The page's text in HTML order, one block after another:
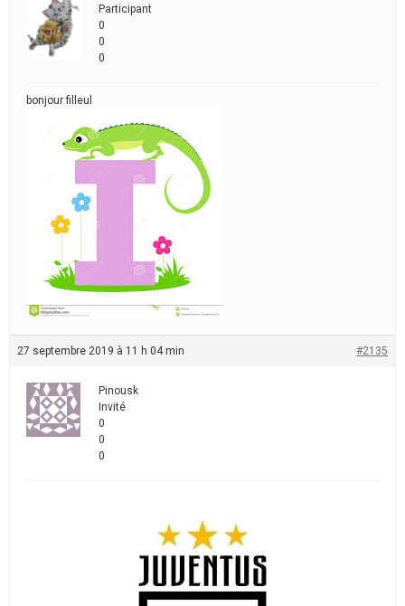
Participant
0
0
0
bonjour filleul
27 septembre 2019 à 11 h 04 min #2135
Pinousk
Invité
0
0
0